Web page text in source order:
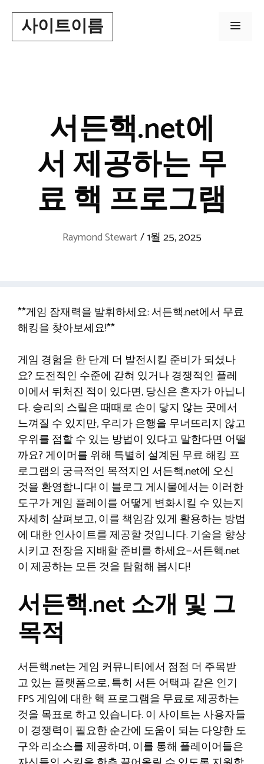
content사이트이름 Menu
서든핵.net에
서 제공하는 무
료 핵 프로그램
Raymond Stewart/1월 25, 2025
**게임 잠재력을 발휘하세요: 서든핵.net에서 무료
해킹을 찾아보세요!**
게임 경험을 한 단계 더 발전시킬 준비가 되셨나
요? 도전적인 수준에 갇혀 있거나 경쟁적인 플레
이에서 뒤처진 적이 있다면, 당신은 혼자가 아닙니
다. 승리의 스릴은 때때로 손이 닿지 않는 곳에서
느껴질 수 있지만, 우리가 은행을 무너뜨리지 않고
우위를 점할 수 있는 방법이 있다고 말한다면 어떨
까요? 게이머를 위해 특별히 설계된 무료 해킹 프
로그램의 궁극적인 목적지인 서든핵.net에 오신
것을 환영합니다! 이 블로그 게시물에서는 이러한
도구가 게임 플레이를 어떻게 변화시킬 수 있는지
자세히 살펴보고, 이를 책임감 있게 활용하는 방법
에 대한 인사이트를 제공할 것입니다. 기술을 향상
시키고 전장을 지배할 준비를 하세요—서든핵.net
이 제공하는 모든 것을 탐험해 봅시다!
서든핵.net 소개 및 그
목적
서든핵.net는 게임 커뮤니티에서 점점 더 주목받
고 있는 플랫폼으로, 특히 서든 어택과 같은 인기
FPS 게임에 대한 핵 프로그램을 무료로 제공하는
것을 목표로 하고 있습니다. 이 사이트는 사용자들
이 경쟁력이 필요한 순간에 도움이 되는 다양한 도
구와 리소스를 제공하며, 이를 통해 플레이어들은